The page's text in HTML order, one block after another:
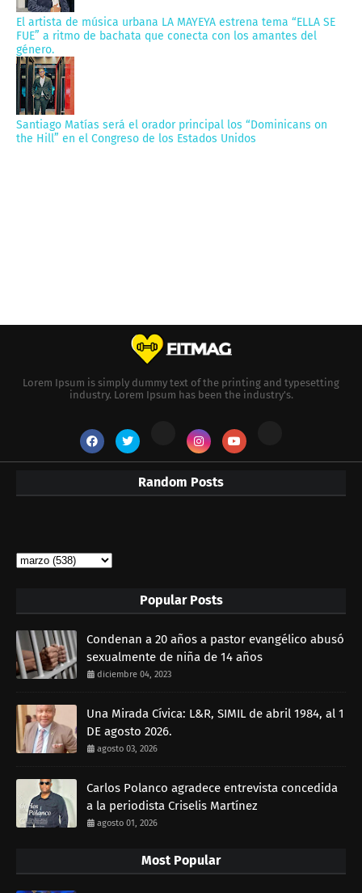
El artista de música urbana LA MAYEYA estrena tema “ELLA SE
FUE” a ritmo de bachata que conecta con los amantes del
género.
Santiago Matías será el orador principal los “Dominicans on
the Hill” en el Congreso de los Estados Unidos
Lorem Ipsum is simply dummy text of the printing and typesetting
industry. Lorem Ipsum has been the industry's.
Random Posts
Popular Posts
Condenan a 20 años a pastor evangélico abusó
sexualmente de niña de 14 años
diciembre 04, 2023
Una Mirada Cívica: L&R, SIMIL de abril 1984, al 1
DE agosto 2026.
agosto 03, 2026
Carlos Polanco agradece entrevista concedida
a la periodista Criselis Martínez
agosto 01, 2026
Most Popular